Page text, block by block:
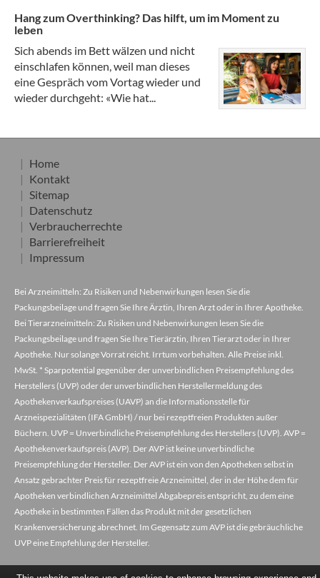
Hang zum Overthinking? Das hilft, um im Moment zu
leben
Sich abends im Bett wälzen und nicht
einschlafen können, weil man dieses
eine Gespräch vom Vortag wieder und
wieder durchgeht: «Wie hat...
Home
Kontakt
Sitemap
Datenschutz
Verbraucherrechte
Barrierefreiheit
Impressum
Bei Arzneimitteln: Zu Risiken und Nebenwirkungen lesen Sie die
Packungsbeilage und fragen Sie Ihre Ärztin, Ihren Arzt oder in Ihrer Apotheke.
Bei Tierarzneimitteln: Zu Risiken und Nebenwirkungen lesen Sie die
Packungsbeilage und fragen Sie Ihre Tierärztin, Ihren Tierarzt oder in Ihrer
Apotheke. Nur solange Vorrat reicht. Irrtum vorbehalten. Alle Preise inkl.
MwSt. * Sparpotential gegenüber der unverbindlichen Preisempfehlung des
Herstellers (UVP) oder der unverbindlichen Herstellermeldung des
Apothekenverkaufspreises (UAVP) an die Informationsstelle für
Arzneispezialitäten (IFA GmbH) / nur bei rezeptfreien Produkten außer
Büchern. UVP = Unverbindliche Preisempfehlung des Herstellers (UVP). AVP =
Apothekenverkaufspreis (AVP). Der AVP ist keine unverbindliche
Preisempfehlung der Hersteller. Der AVP ist ein von den Apotheken selbst in
Ansatz gebrachter Preis für rezeptfreie Arzneimittel, der in der Höhe dem für
Apotheken verbindlichen Arzneimittel Abgabepreis entspricht, zu dem eine
Apotheke in bestimmten Fällen das Produkt mit der gesetzlichen
Krankenversicherung abrechnet. Im Gegensatz zum AVP ist die gebräuchliche
UVP eine Empfehlung der Hersteller.